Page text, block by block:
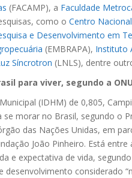
(FACAMP), a Faculdade
como o Centro
e Desenvolvimento em
(EMBRAPA), Instituto
Síncrotron (LNLS), dentre
para viver, segundo a ONU
(IDHM) de 0,805,
morar no Brasil, segundo o
das Nações Unidas, em
João Pinheiro. Está entre
e expectativa de vida,
considerado